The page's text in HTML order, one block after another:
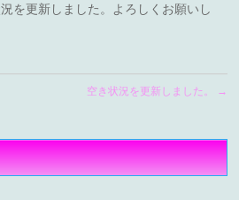
を更新しました。よろしくお願いし
空き状況を更新しました。 →